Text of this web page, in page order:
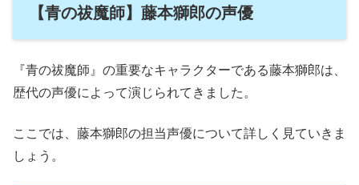
【青の祓魔師】藤本獅郎の声優
『青の祓魔師』の重要なキャラクターである藤本獅郎は、
歴代の声優によって演じられてきました。
ここでは、藤本獅郎の担当声優について詳しく見ていきま
しょう。